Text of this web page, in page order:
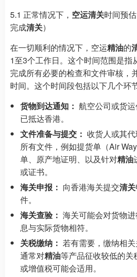
5.1 正常情况下， 空运清关时间预
完成清关）
在一切顺利的情况下，空运精油的
1至3个工作日。这个时间范围是指
完成所有必要的检查和文件审核，
时间。这个时间段包括以下几个环
货物到达通知： 航空公司或货
已抵达香港。
文件准备与提交： 收货人或其
所有文件，例如提货单（Air
单、原产地证明、以及针对精油
或证书。
海关申报： 向香港海关提交清关
件。
海关查验： 海关可能会对货物
息与实际货物相符。
关税缴纳： 若有需要，缴纳相
通常对精油等产品征收较低的
或增值税可能会适用。